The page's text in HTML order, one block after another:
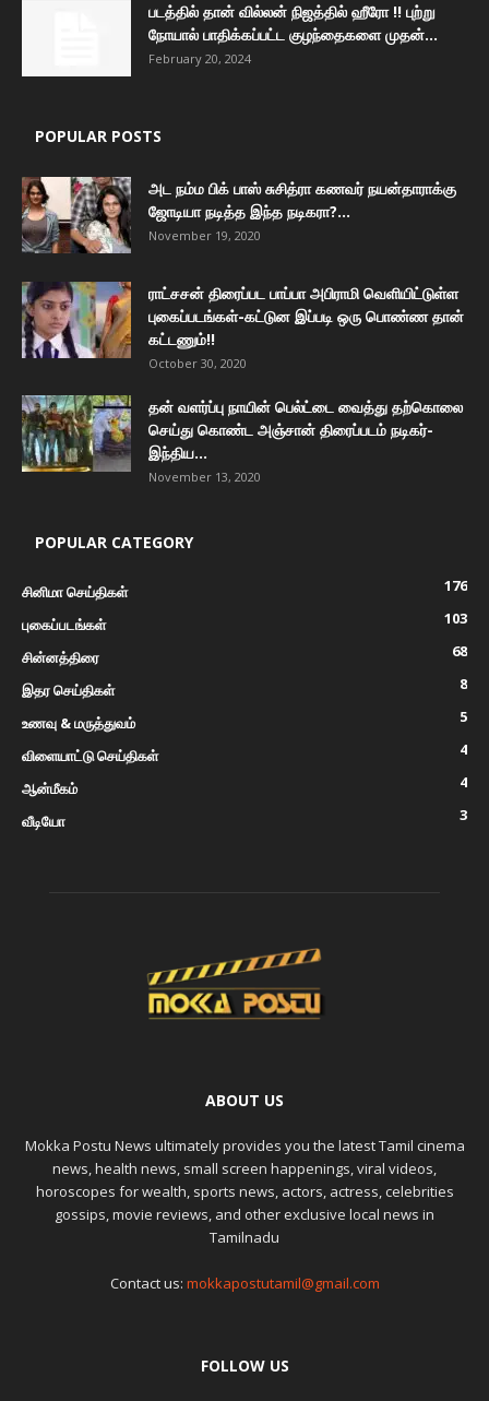
படத்தில் தான் வில்லன் நிஜத்தில் ஹீரோ !! புற்று
நோயால் பாதிக்கப்பட்ட குழந்தைகளை முதன்...
February 20, 2024
POPULAR POSTS
அட நம்ம பிக் பாஸ் சுசித்ரா கணவர் நயன்தாராக்கு
ஜோடியா நடித்த இந்த நடிகரா?...
November 19, 2020
ராட்சசன் திரைப்பட பாப்பா அபிராமி வெளியிட்டுள்ள
புகைப்படங்கள்-கட்டுன இப்படி ஒரு பொண்ண தான்
கட்டணும்!!
October 30, 2020
தன் வளர்ப்பு நாயின் பெல்ட்டை வைத்து தற்கொலை
செய்து கொண்ட அஞ்சான் திரைப்படம் நடிகர்-
இந்திய...
November 13, 2020
POPULAR CATEGORY
சினிமா செய்திகள்
176
புகைப்படங்கள்
103
சின்னத்திரை
68
இதர செய்திகள்
8
உணவு & மருத்துவம்
5
விளையாட்டு செய்திகள்
4
ஆன்மீகம்
4
வீடியோ
3
ABOUT US
Mokka Postu News ultimately provides you the latest Tamil cinema
news, health news, small screen happenings, viral videos,
horoscopes for wealth, sports news, actors, actress, celebrities
gossips, movie reviews, and other exclusive local news in
Tamilnadu
Contact us: mokkapostutamil@gmail.com
FOLLOW US